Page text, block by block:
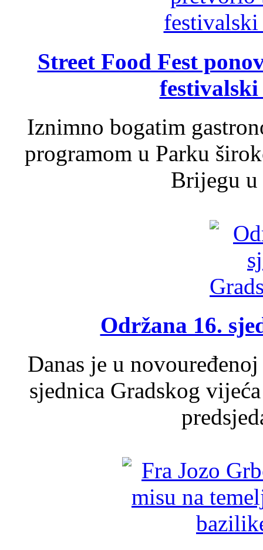
Street Food Fest
Iznimno bogatim
programom u Parku
Brijegu u
Održana 16.
Danas je u
sjednica Gradskog